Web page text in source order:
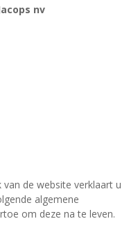
nv
de website verklaart u
algemene
om deze na te leven.